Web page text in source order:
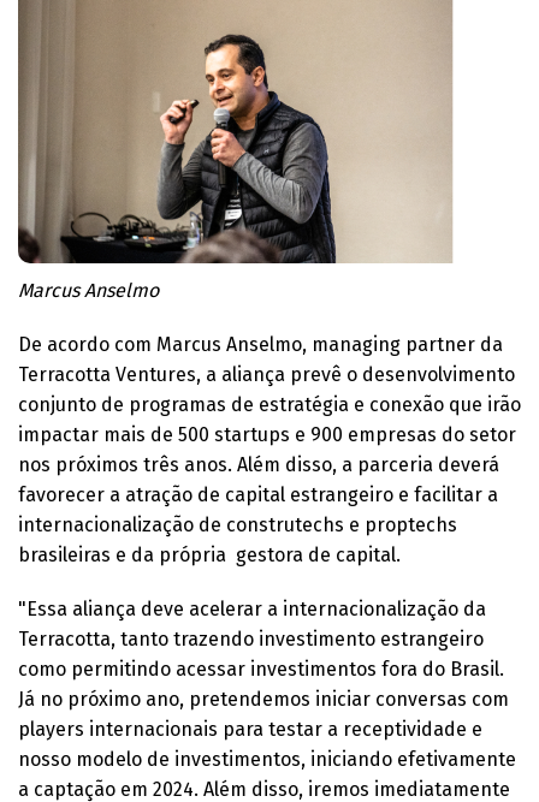
Marcus Anselmo
De acordo com Marcus Anselmo, managing partner da
Terracotta Ventures, a aliança prevê o desenvolvimento
conjunto de programas de estratégia e conexão que irão
impactar mais de 500 startups e 900 empresas do setor
nos próximos três anos. Além disso, a parceria deverá
favorecer a atração de capital estrangeiro e facilitar a
internacionalização de construtechs e proptechs
brasileiras e da própria gestora de capital.
"Essa aliança deve acelerar a internacionalização da
Terracotta, tanto trazendo investimento estrangeiro
como permitindo acessar investimentos fora do Brasil.
Já no próximo ano, pretendemos iniciar conversas com
players internacionais para testar a receptividade e
nosso modelo de investimentos, iniciando efetivamente
a captação em 2024. Além disso, iremos imediatamente